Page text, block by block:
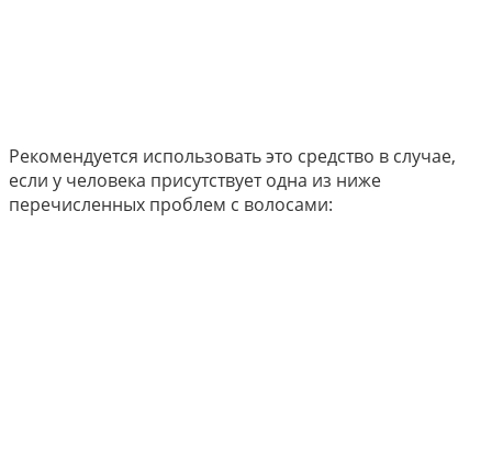
Рекомендуется использовать это средство в случае,
если у человека присутствует одна из ниже
перечисленных проблем с волосами: